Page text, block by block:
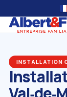
INSTALLATION